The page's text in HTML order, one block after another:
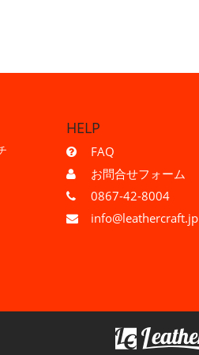
HELP
FAQ
お問合せフォーム
0867-42-8004
info@leathercraft.jp